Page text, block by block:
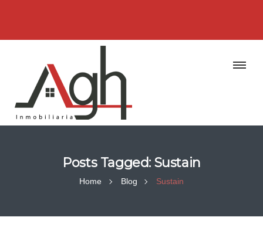
Posts Tagged: Sustain
Home Blog Sustain